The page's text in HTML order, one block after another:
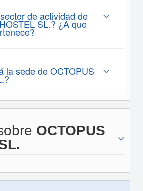
de actividad de
SL.? ¿A que
la sede de OCTOPUS
OCTOPUS